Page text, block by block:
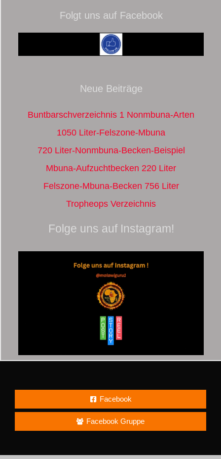
Folgt uns auf Facebook
Neue Beiträge
Buntbarschverzeichnis 1 Nonmbuna-Arten
1050 Liter-Felszone-Mbuna
720 Liter-Nonmbuna-Becken-Beispiel
Mbuna-Aufzuchtbecken 220 Liter
Felszone-Mbuna-Becken 756 Liter
Tropheops Verzeichnis
Folge uns auf Instagram!
Facebook
Facebook Gruppe